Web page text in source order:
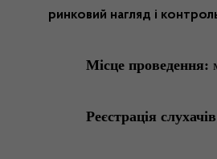
ринковий нагляд і
Місце проведення:
Реєстрація слухачів